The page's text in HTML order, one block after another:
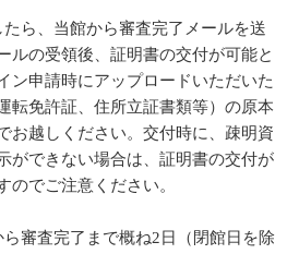
たら、当館から審査完了メールを送
ルの受領後、証明書の交付が可能と
ン申請時にアップロードいただいた
転免許証、住所立証書類等）の原本
お越しください。交付時に、疎明資
ができない場合は、証明書の交付が
のでご注意ください。
ら審査完了まで概ね2日（閉館日を除